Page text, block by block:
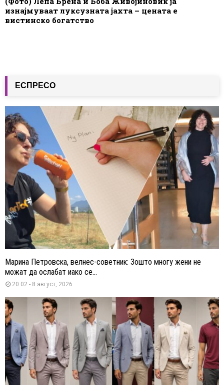
изнајмуваат луксузната јахта – цената е
вистинско богатство
ЕСПРЕСО
Марина Петровска, велнес-советник: Зошто многу жени не
можат да ослабат иако се...
20:02 - 8 август, 2026